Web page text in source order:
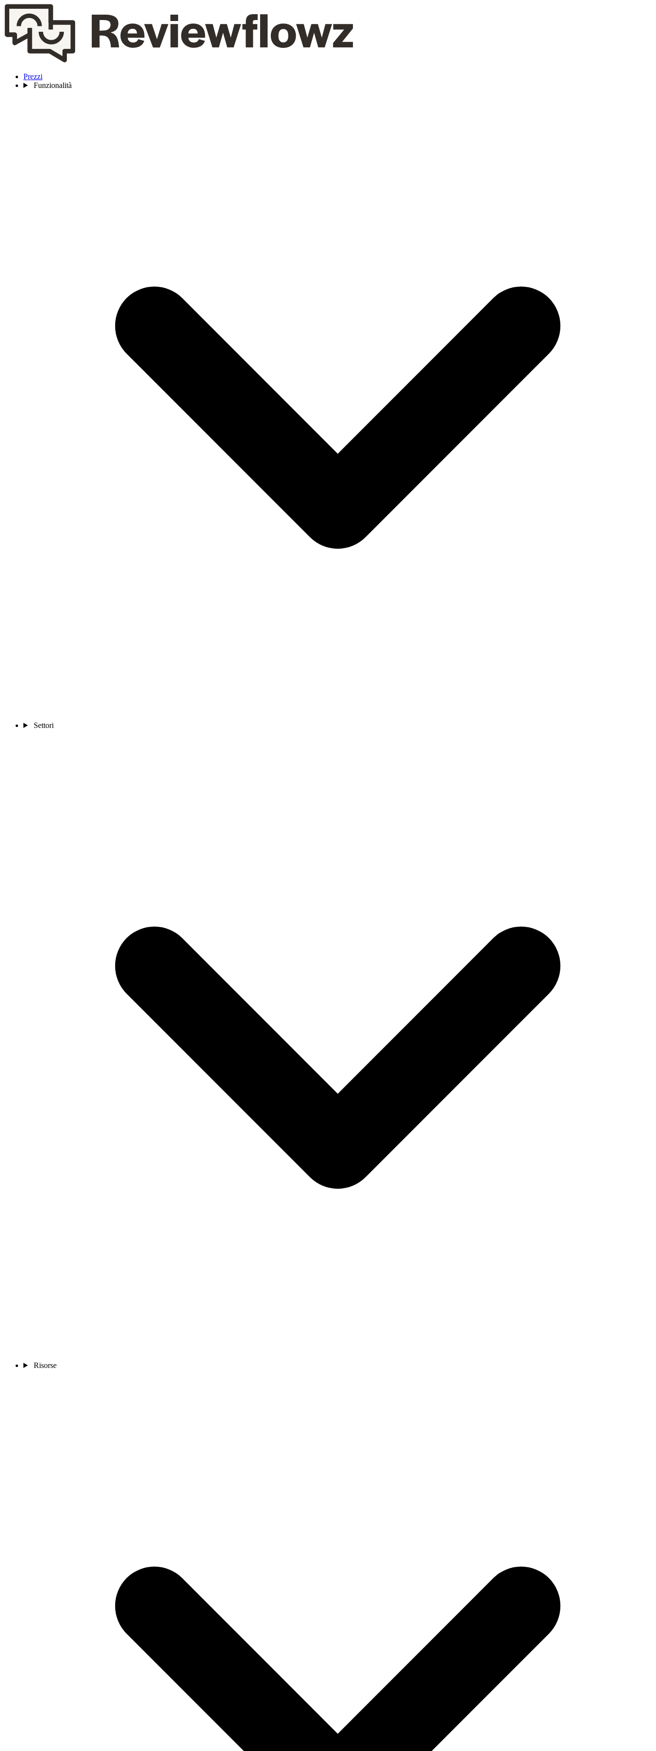
Prezzi
Funzionalità
Settori
Risorse